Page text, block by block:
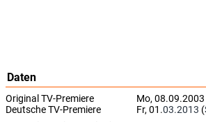
Daten
Original TV-Premiere
Mo,
Deutsche TV-Premiere
Fr, 01.03.2013 (